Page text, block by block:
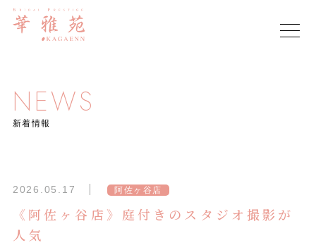
NEWS
新着情報
2026.05.17 阿佐ヶ谷店
《阿佐ヶ谷店》庭付きのスタジオ撮影が
人気